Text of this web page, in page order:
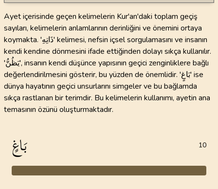
Ayet içerisinde geçen kelimelerin Kur'an'daki toplam geçiş
sayıları, kelimelerin anlamlarının derinliğini ve önemini ortaya
koymakta. 'ذَاتِهِ' kelimesi, nefsin içsel sorgulamasını ve insanın
kendi kendine dönmesini ifade ettiğinden dolayı sıkça kullanılır.
'يَظُنُّ', insanın kendi düşünce yapısının geçici zenginliklere bağlı
değerlendirilmesini gösterir, bu yüzden de önemlidir. 'بَاغٍ' ise
dünya hayatının geçici unsurlarını simgeler ve bu bağlamda
sıkça rastlanan bir terimdir. Bu kelimelerin kullanımı, ayetin ana
temasının özünü oluşturmaktadır.
بَاغٍ 10